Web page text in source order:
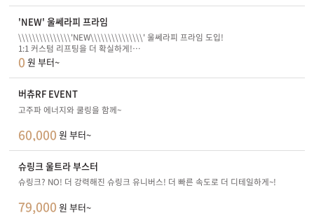
'NEW' 울쎄라피 프라임
\\\\\\\\\\\\\\\'NEW\\\\\\\\\\\\\\\' 울쎄라피 프라임 도입!
1:1 커스텀 리프팅을 더 확실하게!
볼수록 강한 초음파 리프팅
0 원 부터~
버츄RF EVENT
고주파 에너지와 쿨링을 함께~
60,000 원 부터~
슈링크 울트라 부스터
슈링크? NO! 더 강력해진 슈링크 유니버스! 더 빠른 속도로 더 디테일하게~!
79,000 원 부터~